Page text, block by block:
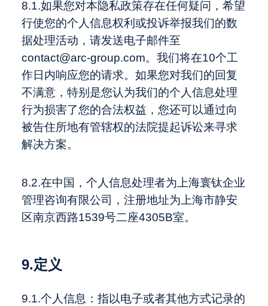
8.1.如果您对本隐私政策存在任何疑问，希望
行使您的个人信息权利或投诉举报我们的数
据处理活动，请发送电子邮件至
contact@arc-group.com。我们将在10个工
作日内响应您的请求。如果您对我们的回复
不满意，特别是您认为我们的个人信息处理
行为损害了您的合法权益，您还可以通过向
被告住所地有管辖权的法院提起诉讼来寻求
解决方案。
8.2.在中国，个人信息处理者为上海寰钛企业
管理咨询有限公司，注册地址为上海市静安
区南京西路1539号二座4305B室。
9.定义
9.1.个人信息：指以电子或者其他方式记录的